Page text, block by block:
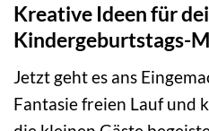
Kreative Ideen für
Kindergeburtstags-
Jetzt geht es ans
Fantasie freien Lauf und